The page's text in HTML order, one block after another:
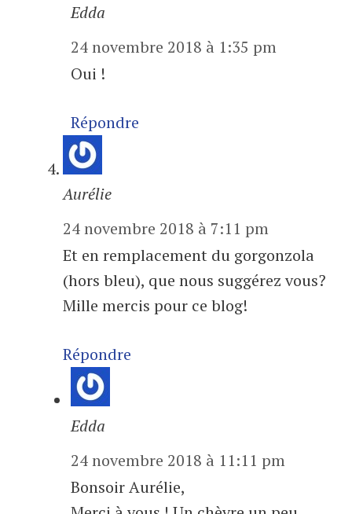
Edda
24 novembre 2018 à 1:35 pm
Oui !
Répondre
Aurélie
24 novembre 2018 à 7:11 pm
Et en remplacement du gorgonzola
(hors bleu), que nous suggérez vous?
Mille mercis pour ce blog!
Répondre
Edda
24 novembre 2018 à 11:11 pm
Bonsoir Aurélie,